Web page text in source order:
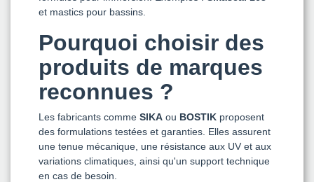
et mastics pour bassins.
Pourquoi choisir des
produits de marques
reconnues ?
Les fabricants comme SIKA ou BOSTIK proposent
des formulations testées et garanties. Elles assurent
une tenue mécanique, une résistance aux UV et aux
variations climatiques, ainsi qu'un support technique
en cas de besoin.